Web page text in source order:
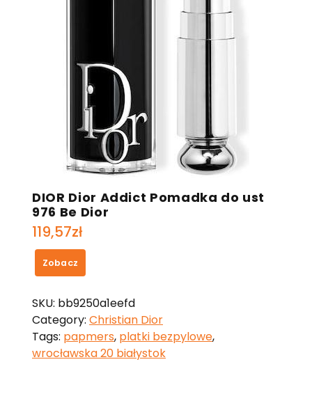
DIOR Dior Addict Pomadka do ust
976 Be Dior
119,57zł
Zobacz
SKU: bb9250a1eefd
Category: Christian Dior
Tags: papmers, platki bezpylowe,
wrocławska 20 białystok